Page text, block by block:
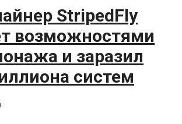
StripedFly
возможностями
и заразил
систем